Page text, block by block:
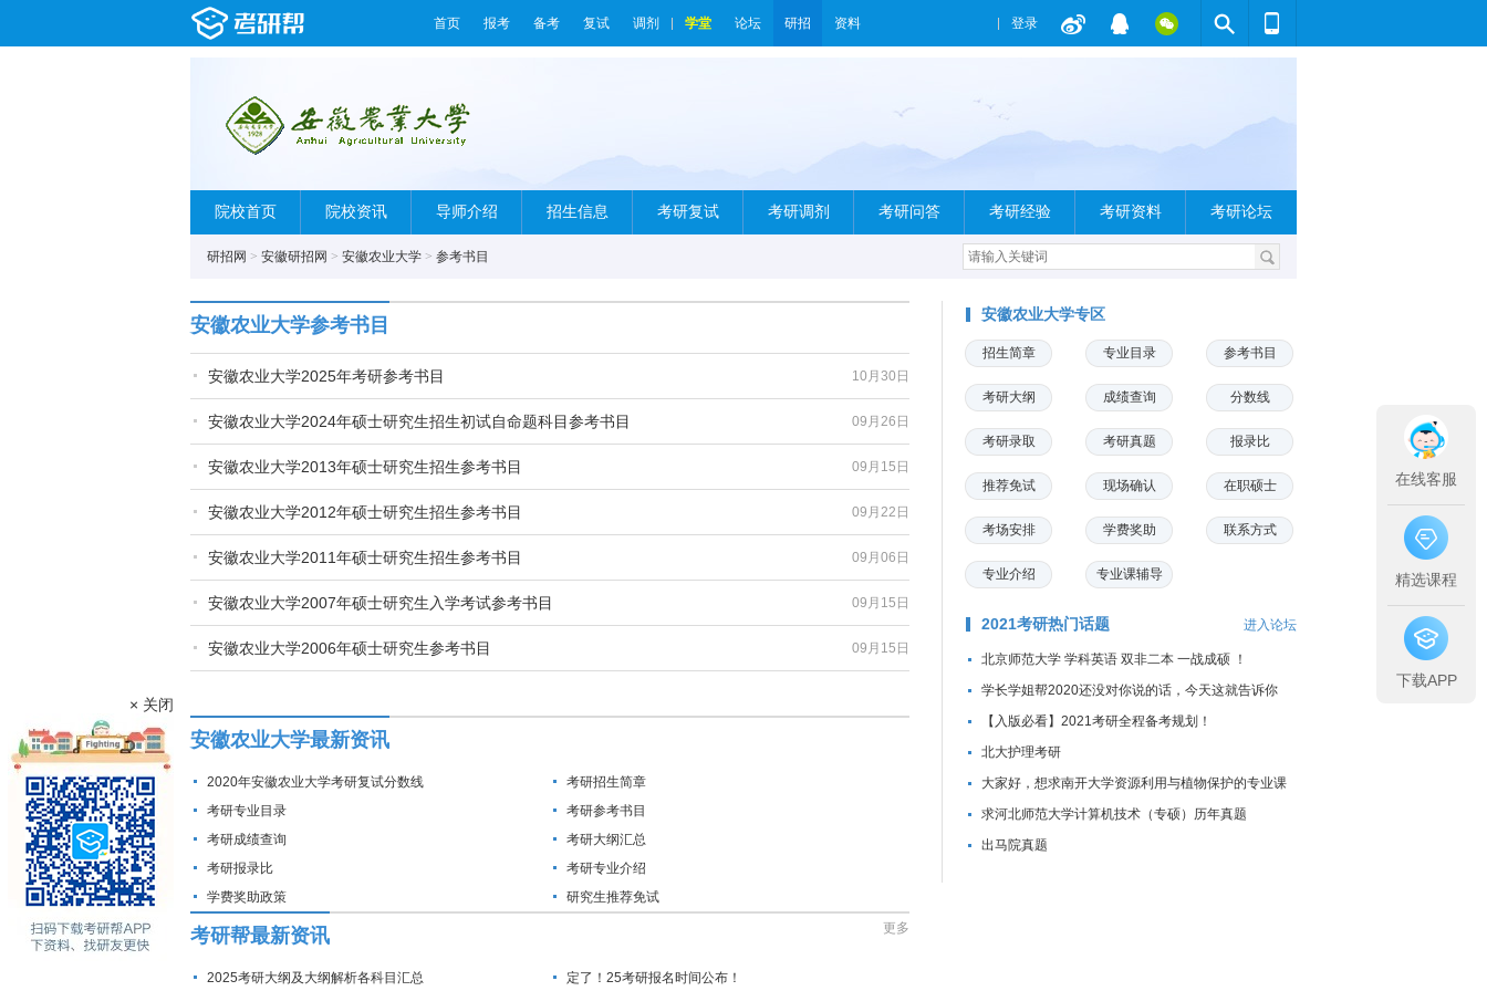
首页 报考 备考 复试 调剂 学堂 论坛 研招 资料 登录
院校首页 院校资讯 导师介绍 招生信息 考研复试 考研调剂 考研问答 考研经验 考研资料 考研论坛
研招网 > 安徽研招网 > 安徽农业大学 > 参考书目
安徽农业大学参考书目
10月30日
安徽农业大学2025年考研参考书目
09月26日
安徽农业大学2024年硕士研究生招生初试自命题科目参考书目
09月15日
安徽农业大学2013年硕士研究生招生参考书目
09月22日
安徽农业大学2012年硕士研究生招生参考书目
09月06日
安徽农业大学2011年硕士研究生招生参考书目
09月15日
安徽农业大学2007年硕士研究生入学考试参考书目
09月15日
安徽农业大学2006年硕士研究生参考书目
安徽农业大学最新资讯
2020年安徽农业大学考研复试分数线
考研招生简章
考研专业目录
考研参考书目
考研成绩查询
考研大纲汇总
考研报录比
考研专业介绍
学费奖助政策
研究生推荐免试
考研帮最新资讯 更多
2025考研大纲及大纲解析各科目汇总 定了！25考研报名时间公布！
安徽农业大学专区
招生简章 专业目录 参考书目
考研大纲 成绩查询 分数线
考研录取 考研真题 报录比
推荐免试 现场确认 在职硕士
考场安排 学费奖助 联系方式
专业介绍 专业课辅导
2021考研热门话题 进入论坛
北京师范大学 学科英语 双非二本 一战成硕 ！
学长学姐帮2020还没对你说的话，今天这就告诉你
【入版必看】2021考研全程备考规划！
北大护理考研
大家好，想求南开大学资源利用与植物保护的专业课
资料...
求河北师范大学计算机技术（专硕）历年真题
出马院真题
× 关闭
在线客服
精选课程
下载APP